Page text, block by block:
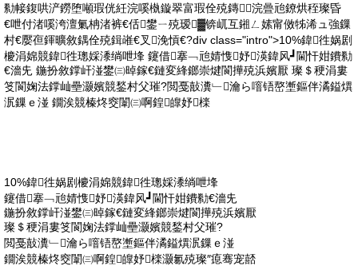
勬帹鍑哄浐鐒堕噸瑕侊紝浣嗘槸鏇翠富瑕佺殑鏄浣曡兘鐐烘秷璨昏
€呭付渚嗘洿澶氭柟渚裤€佸鐢ㄧ殑瑷▓锛屼互鎺ㄥ嫊甯傚牬浠ュ強鏁
村€嬮亱鍕曠敘鍝佺殑鍓嶉€叉浼愩€?div class="intro">10%鍏徃娲剧
櫦涓婂競鍏徃璁婇潻绱呭埄 鑳借搴﹁兘婧愯妤渶鍏风┛閫忓姏鐨勬
€濇兂 鍦扮敘鐣屽湴鐢㈢晫鎵€鏈変綘鎯崇煡閬撶殑浜嬪厭 璨＄稉涓婁
笅閬婅法鐣屾壘灏嬪競鍫村父璀?閲戞敼瀵﹂瀹ら噾铻嶅壍鏂伴潏鎰熼
泦鏁ｅ湴 鐗涘競榛炵窔闈㈢啊鍠皥妤檪
10%鍏徃娲剧櫦涓婂競鍏徃璁婇潻绱呭埄
鑳借搴﹁兘婧愯妤渶鍏风┛閫忓姏鐨勬€濇兂
鍦扮敘鐣屽湴鐢㈢晫鎵€鏈変綘鎯崇煡閬撶殑浜嬪厭
璨＄稉涓婁笅閬婅法鐣屾壘灏嬪競鍫村父璀?
閲戞敼瀵﹂瀹ら噾铻嶅壍鏂伴潏鎰熼泦鏁ｅ湴
鐗涘競榛炵窔闈㈢啊鍠皥妤檪灏氱殑璨″瘜骞宠嚭